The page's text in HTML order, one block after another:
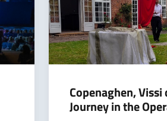
Copenaghen, Vissi
Journey in the